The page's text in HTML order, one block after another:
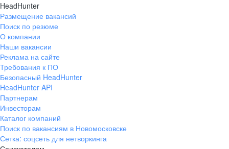
HeadHunter
Размещение вакансий
Поиск по резюме
О компании
Наши вакансии
Реклама на сайте
Требования к ПО
Безопасный HeadHunter
HeadHunter API
Партнерам
Инвесторам
Каталог компаний
Поиск по вакансиям в Новомосковске
Сетка: соцсеть для нетворкинга